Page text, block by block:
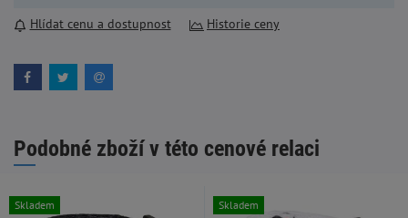
Hlídat cenu a dostupnost Historie ceny
Podobné zboží v této cenové relaci
Skladem Skladem